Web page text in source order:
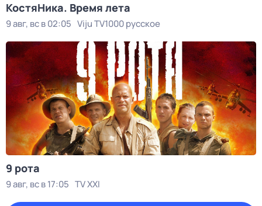
КостяНика. Время лета
9 авг, вс в 02:05 Viju TV1000 русское
9 рота
9 авг, вс в 17:05 TV XXI